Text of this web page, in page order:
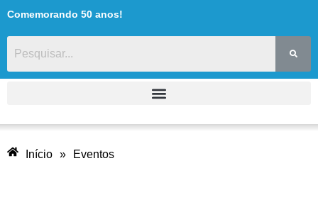
Comemorando 50 anos!
Início » Eventos